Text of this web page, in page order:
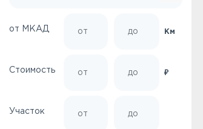
от МКАД Км
Стоимость ₽
Участок